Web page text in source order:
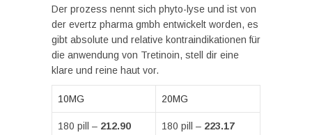
Der prozess nennt sich phyto-lyse und ist von
der evertz pharma gmbh entwickelt worden, es
gibt absolute und relative kontraindikationen für
die anwendung von Tretinoin, stell dir eine
klare und reine haut vor.
10MG 20MG
180 pill – 212.90
180 pill – 223.17